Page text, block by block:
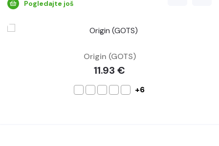
Pogledajte još
Origin (GOTS)
11.93 €
+6